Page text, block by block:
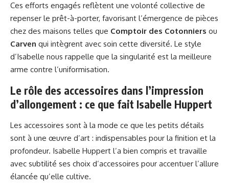
Ces efforts engagés reflètent une volonté collective de
repenser le prêt-à-porter, favorisant l’émergence de pièces
chez des maisons telles que Comptoir des Cotonniers ou
Carven qui intègrent avec soin cette diversité. Le style
d’Isabelle nous rappelle que la singularité est la meilleure
arme contre l’uniformisation.
Le rôle des accessoires dans l’impression
d’allongement : ce que fait Isabelle Huppert
Les accessoires sont à la mode ce que les petits détails
sont à une œuvre d’art : indispensables pour la finition et la
profondeur. Isabelle Huppert l’a bien compris et travaille
avec subtilité ses choix d’accessoires pour accentuer l’allure
élancée qu’elle cultive.